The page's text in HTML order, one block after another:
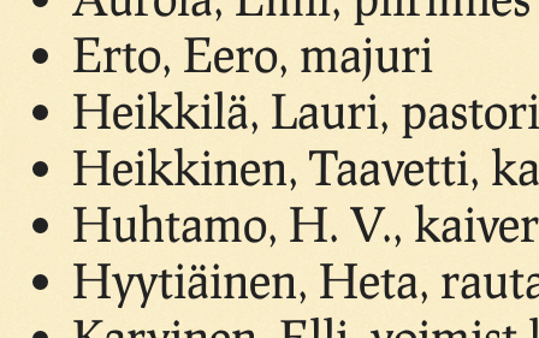
Erto, Eero, majuri
Heikkilä, Lauri, pastori
Heikkinen, Taavetti,
Huhtamo, H. V.,
Hyytiäinen, Heta,